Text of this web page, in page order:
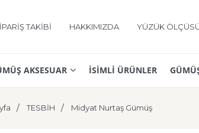
TAKİBİ HAKKIMIZDA YÜZÜK
AKSESUAR İSİMLİ ÜRÜNLER
TESBİH Midyat Nurtaş Gümüş